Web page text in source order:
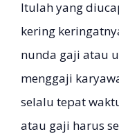
Itulah yang
kering
nunda gaji atau
menggaji
selalu tepat
atau gaji harus